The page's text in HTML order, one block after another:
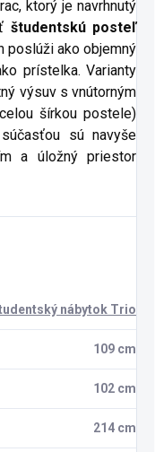
ktorý je navrhnutý
študentskú posteľ
poslúži ako objemný
prístelka. Varianty
výsuv s vnútorným
šírkou postele)
sú navyše
a úložný priestor
nábytok Trio
109 cm
102 cm
214 cm